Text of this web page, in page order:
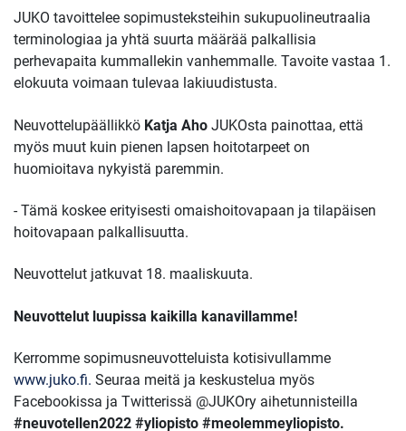
JUKO tavoittelee sopimusteksteihin sukupuolineutraalia
terminologiaa ja yhtä suurta määrää palkallisia
perhevapaita kummallekin vanhemmalle. Tavoite vastaa 1.
elokuuta voimaan tulevaa lakiuudistusta.
Neuvottelupäällikkö Katja Aho JUKOsta painottaa, että
myös muut kuin pienen lapsen hoitotarpeet on
huomioitava nykyistä paremmin.
- Tämä koskee erityisesti omaishoitovapaan ja tilapäisen
hoitovapaan palkallisuutta.
Neuvottelut jatkuvat 18. maaliskuuta.
Neuvottelut luupissa kaikilla kanavillamme!
Kerromme sopimusneuvotteluista kotisivullamme
www.juko.fi. Seuraa meitä ja keskustelua myös
Facebookissa ja Twitterissä @JUKOry aihetunnisteilla
#neuvotellen2022 #yliopisto #meolemmeyliopisto.